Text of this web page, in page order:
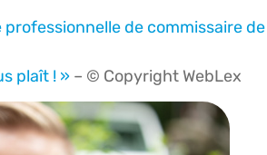
de commissaire
plaît ! » – © Copyright WebLex